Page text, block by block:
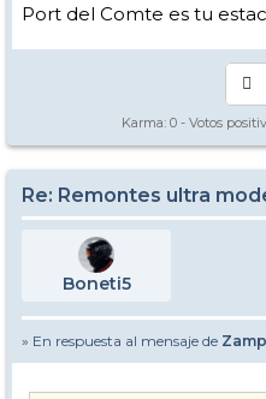
Port del Comte es tu
Karma: 0 - Votos
Re: Remontes ultra
Boneti5
» En respuesta al mensaje de